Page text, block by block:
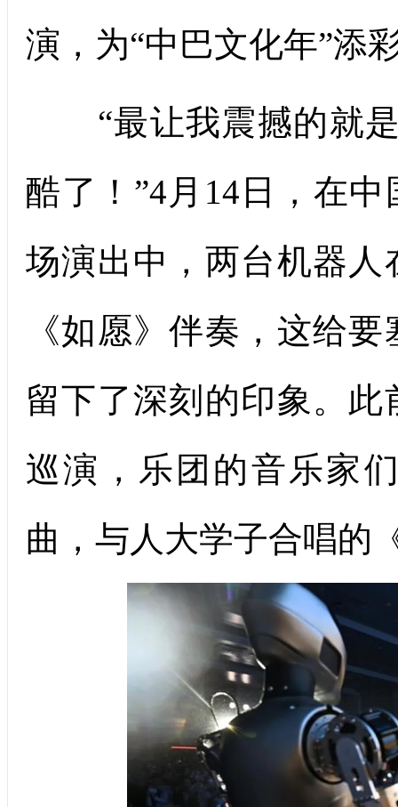
演，为“中巴文化年”添
“最让我震撼的就是
酷了！”4月14日，在
场演出中，两台机器
《如愿》伴奏，这给
留下了深刻的印象。
巡演，乐团的音乐家
曲，与人大学子合唱的